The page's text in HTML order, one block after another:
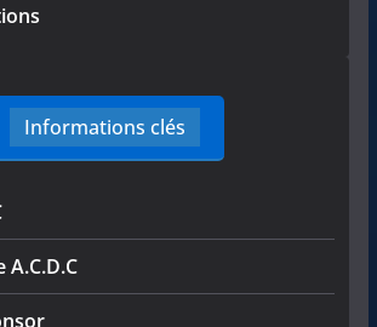
Informations clés
A.C.D.C